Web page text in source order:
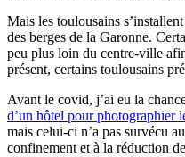
Mais les toulousains
des berges de la Garonne.
peu plus loin du centre-ville
présent, certains toulousains
Avant le covid, j’ai eu la
d’un hôtel pour photographier
mais celui-ci n’a pas survécu
confinement et à la réduction